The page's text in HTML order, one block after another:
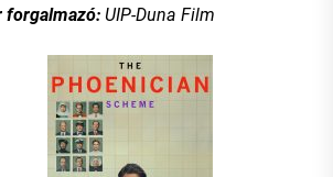
forgalmazó: UIP-Duna Film